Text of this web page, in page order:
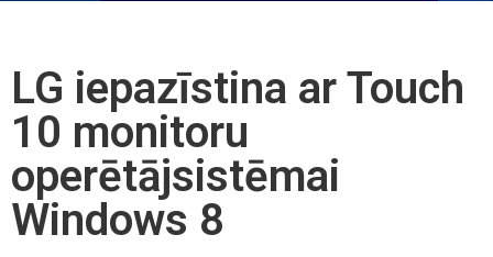
LG iepazīstina ar Touch
10 monitoru
operētājsistēmai
Windows 8